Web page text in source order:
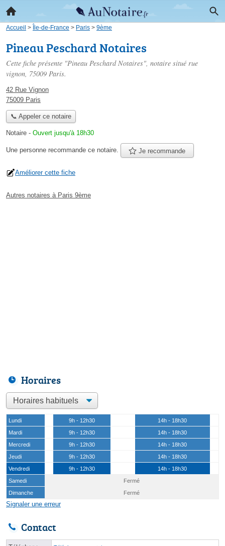
Accueil > Île-de-France > Paris > 9ème
Pineau Peschard Notaires
Cette fiche présente "Pineau Peschard Notaires", notaire situé rue
vignon, 75009 Paris.
42 Rue Vignon
75009 Paris
📞 Appeler ce notaire
Notaire - Ouvert jusqu'à 18h30
Une personne recommande ce notaire. Je recommande
Améliorer cette fiche
Autres notaires à Paris 9ème
Horaires
Lundi 9h - 12h30
14h - 18h30
Mardi
9h - 12h30
14h - 18h30
Mercredi
9h - 12h30
14h - 18h30
Jeudi
9h - 12h30
14h - 18h30
Vendredi
9h - 12h30
14h - 18h30
Samedi
Fermé
Dimanche
Fermé
Signaler une erreur
Contact